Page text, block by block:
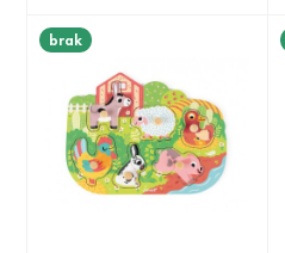
brak